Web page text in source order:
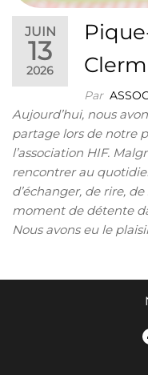
JUIN
13
2026
Par
Aujourd’hui, nous
partage lors de notre
l’association HIF.
rencontrer au
d’échanger, de rire,
moment de détente
Nous avons eu le